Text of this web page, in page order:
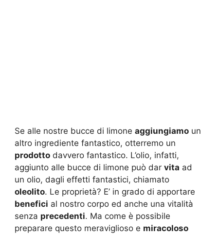
Se alle nostre bucce di limone aggiungiamo un
altro ingrediente fantastico, otterremo un
prodotto davvero fantastico. L’olio, infatti,
aggiunto alle bucce di limone può dar vita ad
un olio, dagli effetti fantastici, chiamato
oleolito. Le proprietà? E’ in grado di apportare
benefici al nostro corpo ed anche una vitalità
senza precedenti. Ma come è possibile
preparare questo meraviglioso e miracoloso